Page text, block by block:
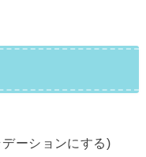
ーションにする)